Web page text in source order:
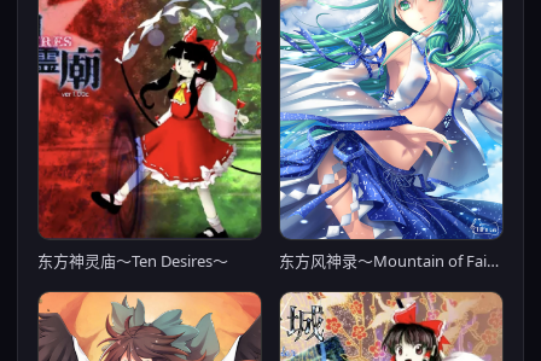
东方神灵庙～Ten Desires～ 东方风神录～Mountain of Faith～